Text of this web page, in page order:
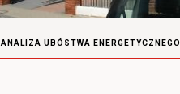
ANALIZA UBÓSTWA ENERGETYCZNEGO